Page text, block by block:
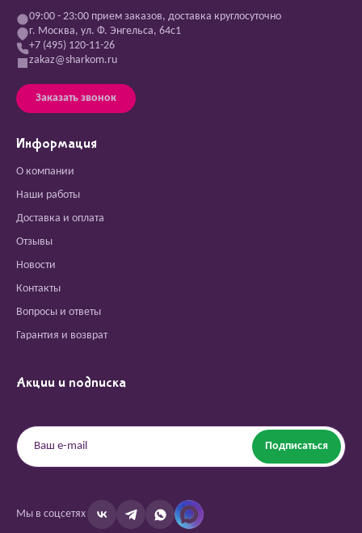
09:00 - 23:00 прием заказов, доставка круглосуточно
г. Москва, ул. Ф. Энгельса, 64с1
+7 (495) 120-11-26
zakaz@sharkom.ru
Заказать звонок
Информация
О компании
Наши работы
Доставка и оплата
Отзывы
Новости
Контакты
Вопросы и ответы
Гарантия и возврат
Акции и подписка
Подписаться
Мы в соцсетях